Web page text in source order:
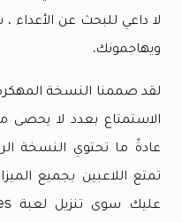
لا داعي للبحث عن الأعداء
ويهاجمونك.
لقد صممنا النسخة المهكرة
الاستمتاع بعدد لا يحصى
عادةً ما تحتوي النسخة
تمتع اللاعبين بجميع